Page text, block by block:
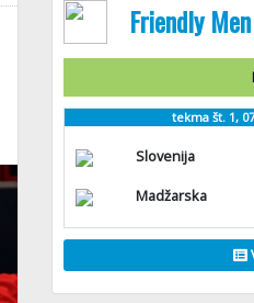
Friendly Men
tekma št. 1,
Slovenija
Madžarska